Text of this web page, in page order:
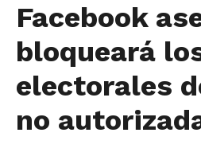
Facebook
bloqueará
electorales
no